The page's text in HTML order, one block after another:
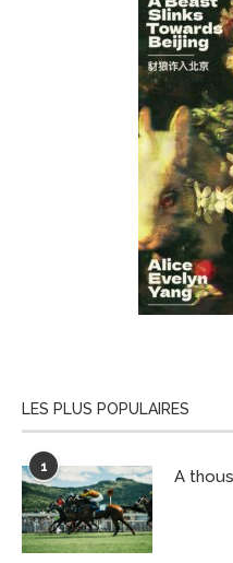
LES PLUS POPULAIRES
1 A